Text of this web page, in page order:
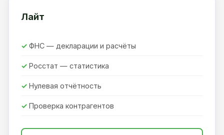
Лайт
ФНС — декларации и расчёты
Росстат — статистика
Нулевая отчётность
Проверка контрагентов